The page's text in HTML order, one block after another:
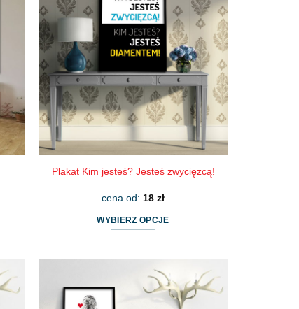
wariantów.
Opcje
można
wybrać
na
stronie
produktu
Plakat Kim jesteś? Jesteś zwycięzcą!
cena od: 18 zł
WYBIERZ OPCJE
wiele
wariantów.